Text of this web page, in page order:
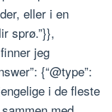
eller i en
sprø.”}},
jeg
{“@type”:
i de fleste